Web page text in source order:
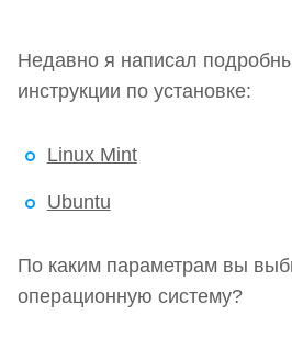
Недавно я написал
инструкции по установке:
Linux Mint
Ubuntu
По каким параметрам вы
операционную систему?